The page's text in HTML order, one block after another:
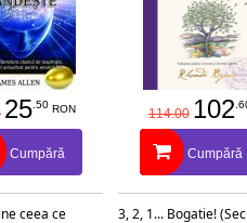
25 .50 RON
Cumpără
ceea ce
114.00 102
Cumpără
3, 2, 1... Bogatie!